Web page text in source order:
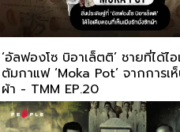
‘อัลฟองโซ บิอาเล็ตติ’ ชายที่ได้ไ
ต้มกาแฟ ‘Moka Pot’ จากการเ
ผ้า - TMM EP.20